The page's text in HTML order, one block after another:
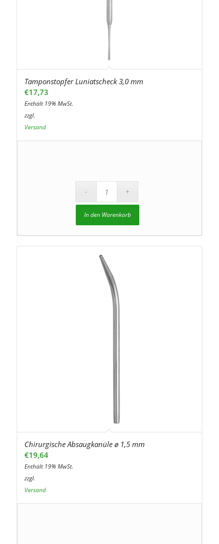
Tamponstopfer Luniatscheck 3,0 mm
€17,73
Enthält 19% MwSt.
zzgl.
Versand
In den Warenkorb
Chirurgische Absaugkanüle ø 1,5 mm
€19,64
Enthält 19% MwSt.
zzgl.
Versand